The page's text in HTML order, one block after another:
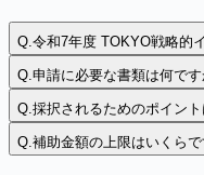
Q.令和7年度 TOKYO戦略的
Q.申請に必要な書類は何です
Q.採択されるためのポイント
Q.補助金額の上限はいくらで